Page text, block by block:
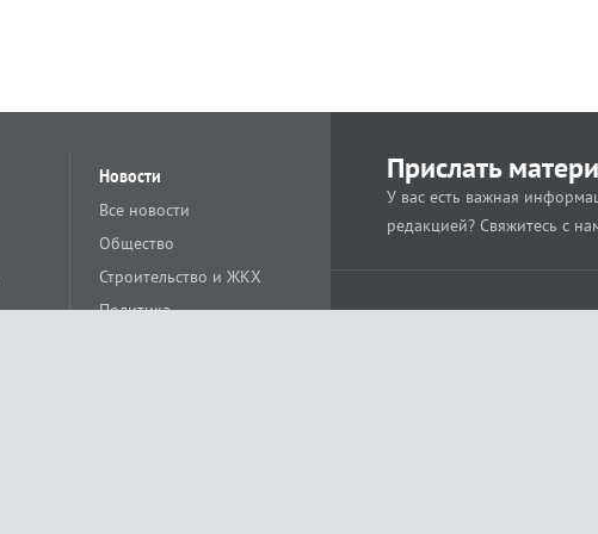
Новости
Все новости
Общество
Строительство и ЖКХ
Политика
Прислать
У вас есть важная
редакцией? Свяжитесь с